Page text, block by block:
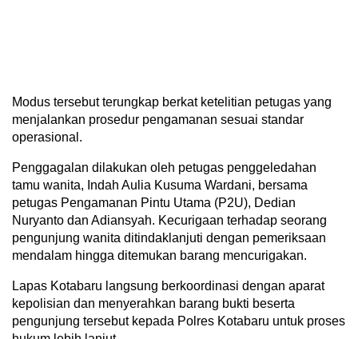
Modus tersebut terungkap berkat ketelitian petugas yang
menjalankan prosedur pengamanan sesuai standar
operasional.
Penggagalan dilakukan oleh petugas penggeledahan
tamu wanita, Indah Aulia Kusuma Wardani, bersama
petugas Pengamanan Pintu Utama (P2U), Dedian
Nuryanto dan Adiansyah. Kecurigaan terhadap seorang
pengunjung wanita ditindaklanjuti dengan pemeriksaan
mendalam hingga ditemukan barang mencurigakan.
Lapas Kotabaru langsung berkoordinasi dengan aparat
kepolisian dan menyerahkan barang bukti beserta
pengunjung tersebut kepada Polres Kotabaru untuk proses